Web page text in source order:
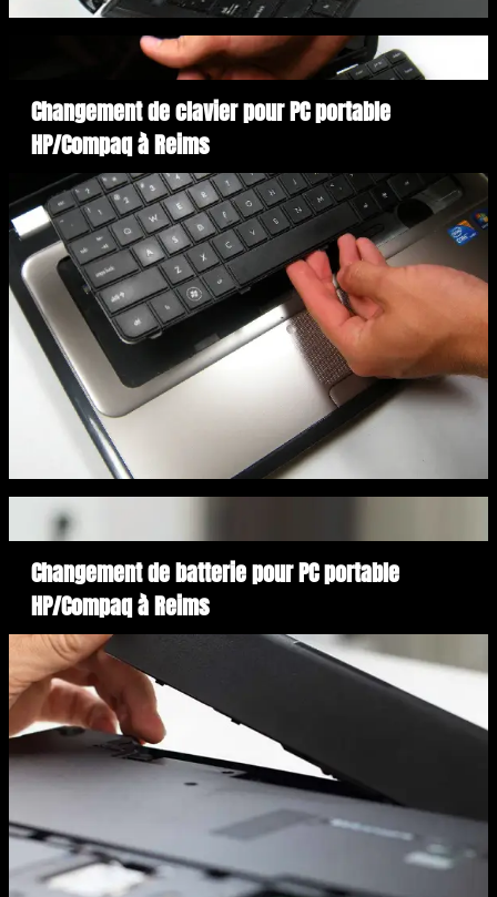
Changement de clavier pour PC portable
HP/Compaq à Reims
Changement de batterie pour PC portable
HP/Compaq à Reims